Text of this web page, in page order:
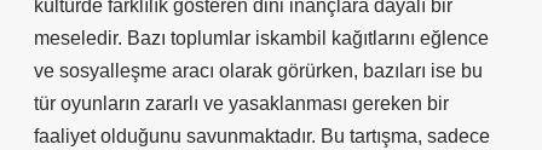
kültürde farklılık gösteren dini inançlara dayalı bir
meseledir. Bazı toplumlar iskambil kağıtlarını eğlence
ve sosyalleşme aracı olarak görürken, bazıları ise bu
tür oyunların zararlı ve yasaklanması gereken bir
faaliyet olduğunu savunmaktadır. Bu tartışma, sadece